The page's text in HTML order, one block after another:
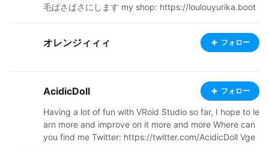
毛ばさばさにします my shop: https://loulouyurika.boot
て見られます 製作実績のモデルタイトルは敬称略とさせ
ていただいております ↓copy&paste to see my works
します お問い合わせはX(Twitter)かBOOTHのメッセージ
でお願いします contact me via ex-Twitter or BOOTH m
sg: https://twitter.com/yurika_011 ねこのゆりかの作風
がよかったのになぁ……と思ってくださる方には弟子を紹
介します 同じように作れます お声がけください(価格レ
ンジは6~10万です） model preview channel: https://w
オレンジィィィ フォロー
AcidicDoll フォロー
Having a lot of fun with VRoid Studio so far, I hope to le
arn more and improve on it more and more Where can
you find me Twitter: https://twitter.com/AcidicDoll Vge